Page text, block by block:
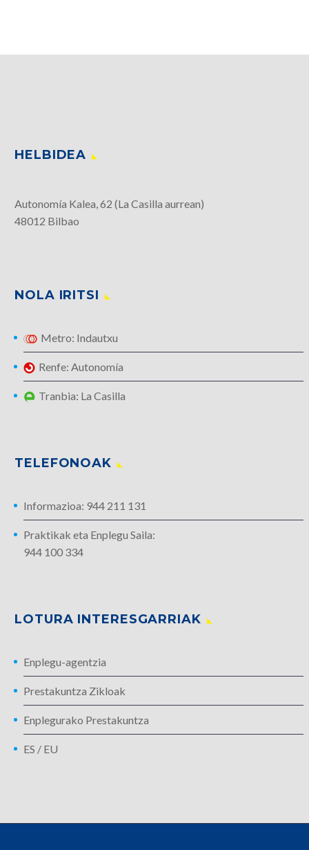
HELBIDEA
Autonomía Kalea, 62 (La Casilla aurrean)
48012 Bilbao
NOLA IRITSI
Metro: Indautxu
Renfe: Autonomía
Tranbia: La Casilla
TELEFONOAK
Informazioa: 944 211 131
Praktikak eta Enplegu Saila:
944 100 334
LOTURA INTERESGARRIAK
Enplegu-agentzia
Prestakuntza Zikloak
Enplegurako Prestakuntza
ES / EU